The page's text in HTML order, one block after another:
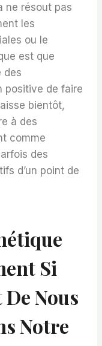
ne résout pas
les
ou le
est que
des
positive de faire
bientôt,
à des
comme
des
d’un point de
Si
Nous
Notre